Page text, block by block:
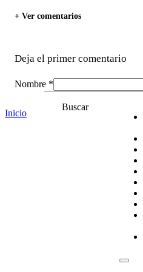
+ Ver comentarios
Deja el primer comentario
Nombre *
Comentario *
Inicio
Buscar